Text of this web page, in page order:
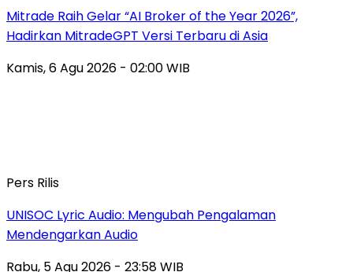
Mitrade Raih Gelar “AI Broker of the Year 2026”,
Hadirkan MitradeGPT Versi Terbaru di Asia
Kamis, 6 Agu 2026 - 02:00 WIB
Pers Rilis
UNISOC Lyric Audio: Mengubah Pengalaman
Mendengarkan Audio
Rabu, 5 Agu 2026 - 23:58 WIB